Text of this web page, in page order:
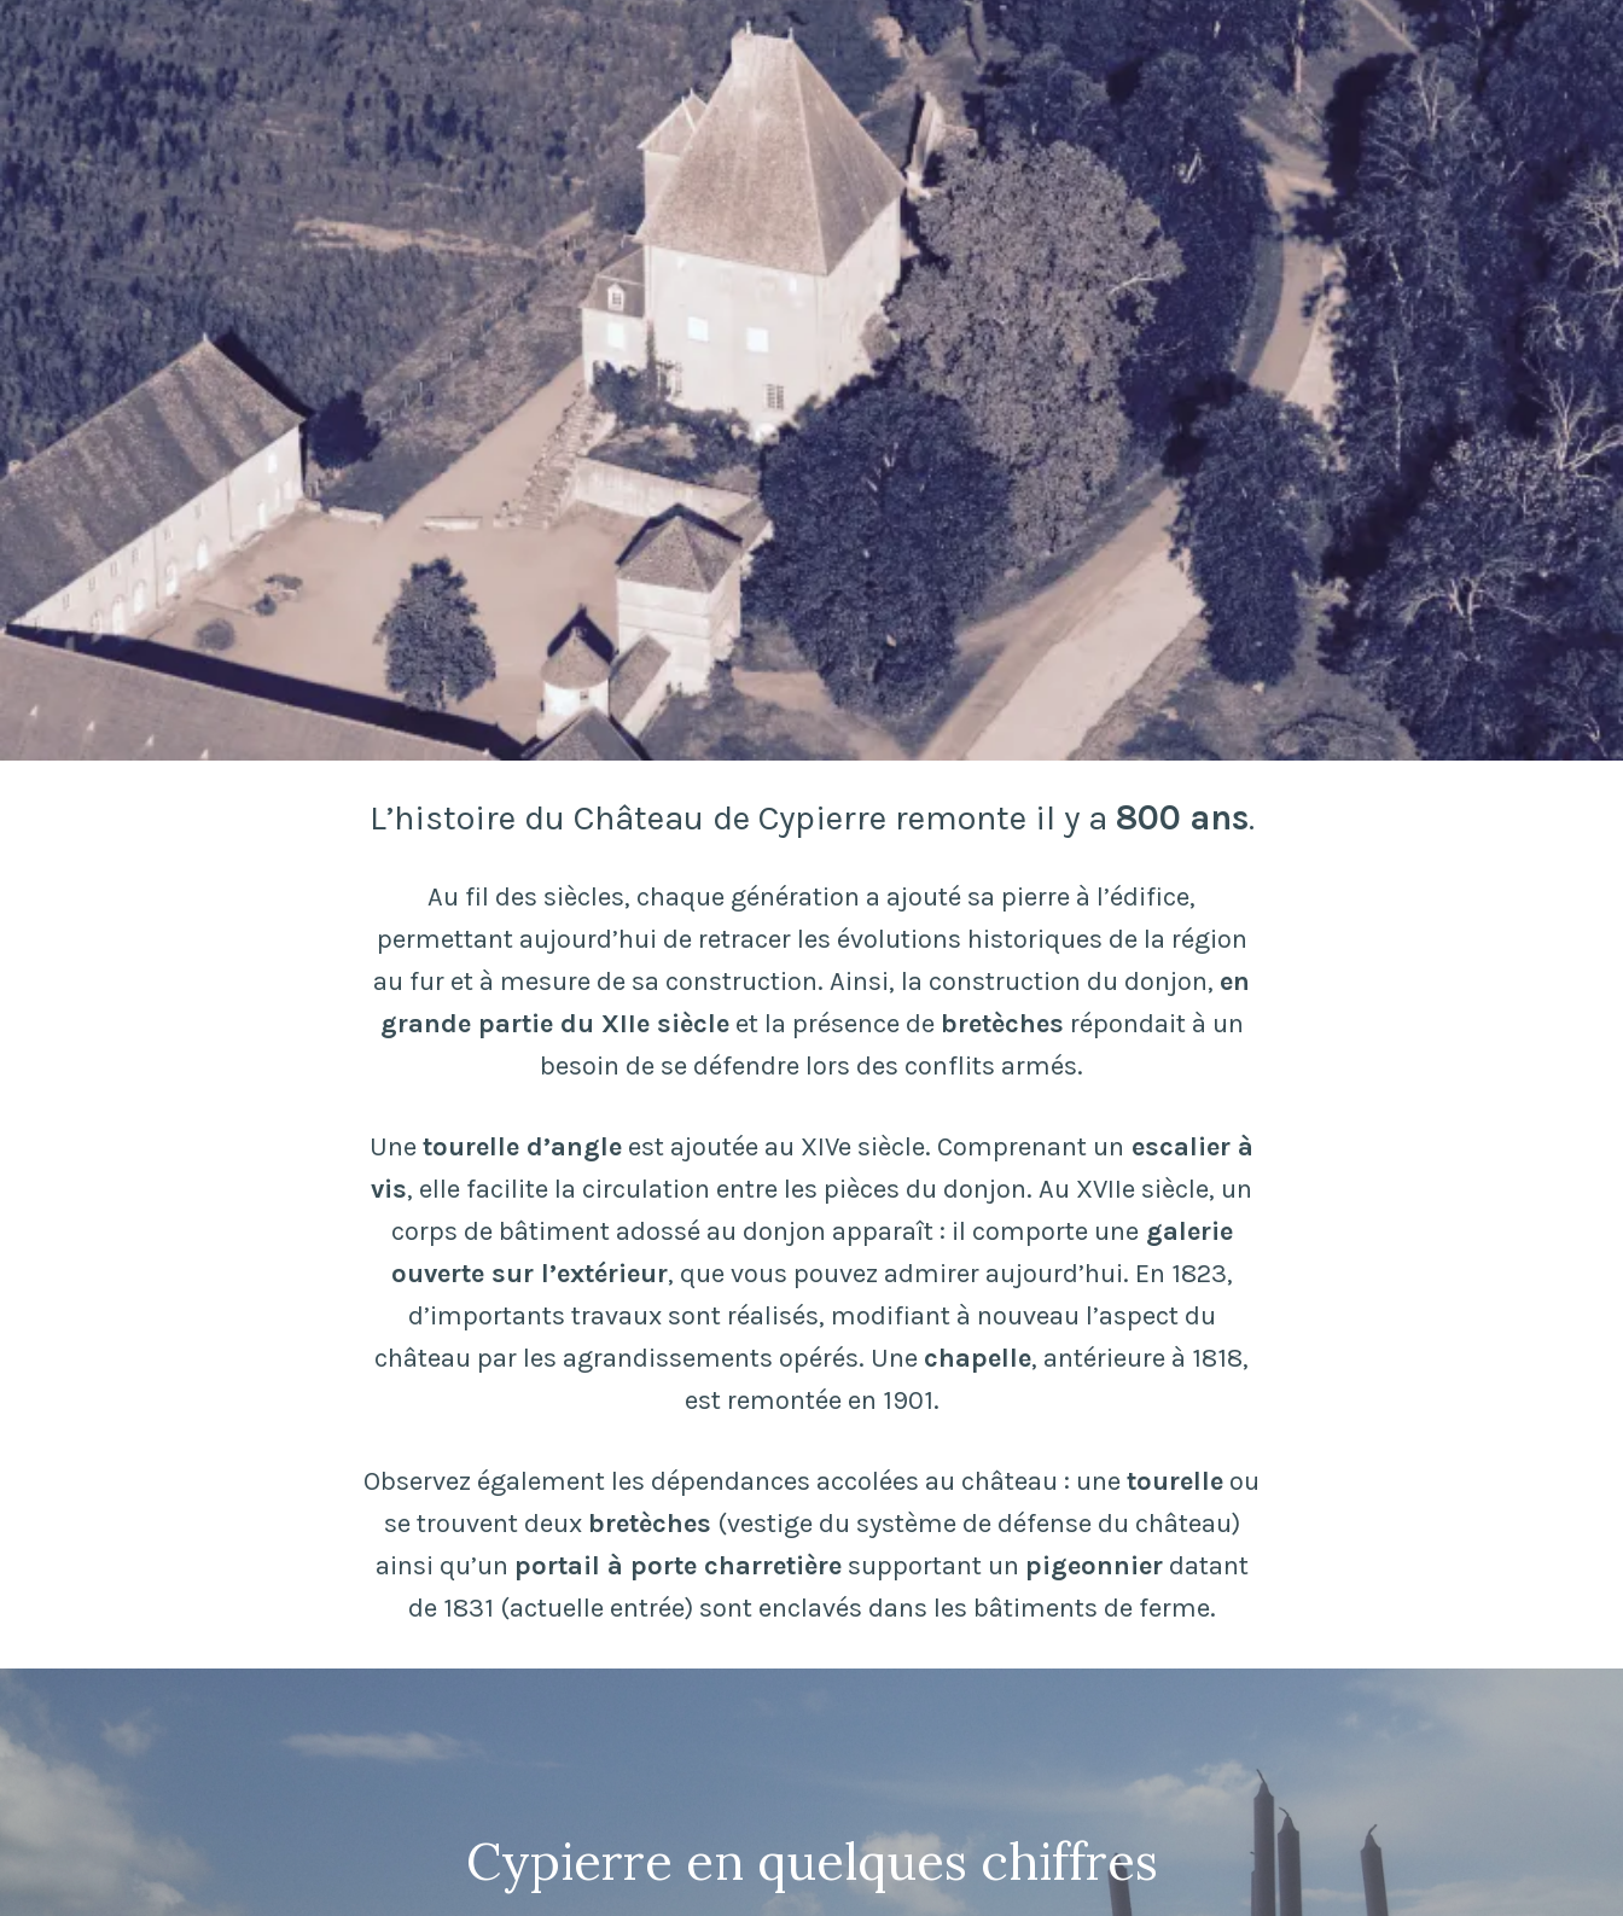
L’histoire du Château de Cypierre remonte il y a 800 ans.
Au fil des siècles, chaque génération a ajouté sa pierre à l’édifice,
permettant aujourd’hui de retracer les évolutions historiques de la région
au fur et à mesure de sa construction. Ainsi, la construction du donjon, en
grande partie du XIIe siècleet la présence de bretèches répondait à un
besoin de se défendre lors des conflits armés.
Unetourelle d’angle est ajoutée au XIVe siècle. Comprenant un escalier à
vis, elle facilite la circulation entre les pièces du donjon. Au XVIIe siècle, un
corps de bâtiment adossé au donjon apparaît : il comporte unegalerie
ouverte sur l’extérieur, que vous pouvez admirer aujourd’hui. En 1823,
d’importants travaux sont réalisés, modifiant à nouveau l’aspect du
château par les agrandissements opérés. Une chapelle, antérieure à 1818,
est remontée en 1901.
Observez également les dépendances accolées au château : unetourelle ou
se trouvent deux bretèches (vestige du système de défense du château)
ainsi qu’un portail à porte charretièresupportant un pigeonnierdatant
de 1831 (actuelle entrée) sont enclavés dans les bâtiments de ferme.
Cypierre en quelques chiffres